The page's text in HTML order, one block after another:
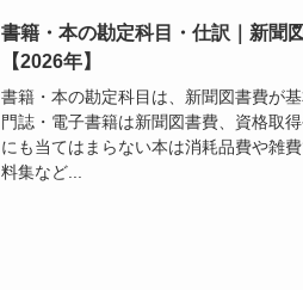
書籍・本の勘定科目・仕訳｜新聞
【2026年】
書籍・本の勘定科目は、新聞図書費が
門誌・電子書籍は新聞図書費、資格取
にも当てはまらない本は消耗品費や雑
料集など...